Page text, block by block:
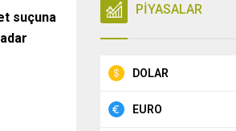
suçuna
PİYASALAR
DOLAR
EURO